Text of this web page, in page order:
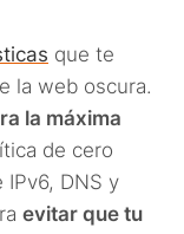
que te
la web oscura.
la máxima
de cero
DNS y
evitar que tu